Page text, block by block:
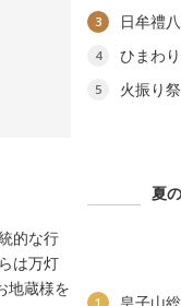
的な行
は万灯
地蔵様を
3 日牟禮
4 ひまわ
5
火振り
夏
1